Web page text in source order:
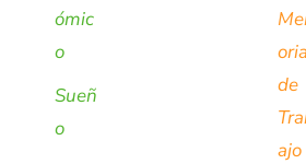
ómic
o
Sueñ
o
oria
de
ajo